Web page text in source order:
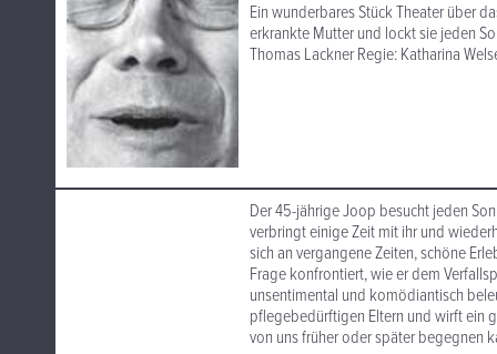
Ein wunderbares Stück Theater über
erkrankte Mutter und lockt sie jeden
Thomas Lackner Regie: Katharina
Der 45-jährige Joop besucht jeden
verbringt einige Zeit mit ihr und
sich an vergangene Zeiten, schöne
Frage konfrontiert, wie er dem
unsentimental und komödiantisch
pflegebedürftigen Eltern und wirft ein
von uns früher oder später begegnen